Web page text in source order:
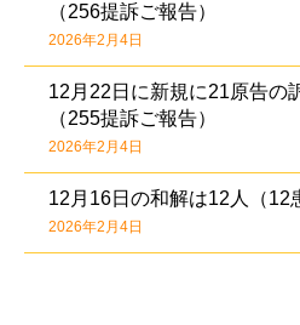
（256提訴ご報告）
2026年2月4日
12月22日に新規に21原告の
（255提訴ご報告）
2026年2月4日
12月16日の和解は12人（12
2026年2月4日